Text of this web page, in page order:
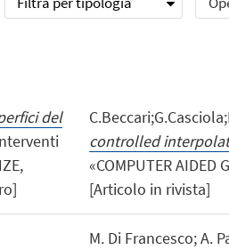
del
controlled
«COMPUTER AIDED
[Articolo in rivista]
M. Di Francesco; A.